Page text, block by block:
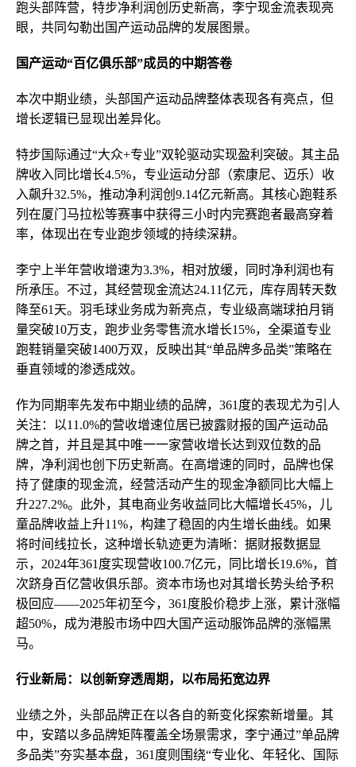
跑头部阵营，特步净利润创历史新高，李宁现金流表现亮
眼，共同勾勒出国产运动品牌的发展图景。
国产运动“百亿俱乐部”成员的中期答卷
本次中期业绩，头部国产运动品牌整体表现各有亮点，但
增长逻辑已显现出差异化。
特步国际通过“大众+专业”双轮驱动实现盈利突破。其主品
牌收入同比增长4.5%，专业运动分部（索康尼、迈乐）收
入飙升32.5%，推动净利润创9.14亿元新高。其核心跑鞋系
列在厦门马拉松等赛事中获得三小时内完赛跑者最高穿着
率，体现出在专业跑步领域的持续深耕。
李宁上半年营收增速为3.3%，相对放缓，同时净利润也有
所承压。不过，其经营现金流达24.11亿元，库存周转天数
降至61天。羽毛球业务成为新亮点，专业级高端球拍月销
量突破10万支，跑步业务零售流水增长15%，全渠道专业
跑鞋销量突破1400万双，反映出其“单品牌多品类”策略在
垂直领域的渗透成效。
作为同期率先发布中期业绩的品牌，361度的表现尤为引人
关注：以11.0%的营收增速位居已披露财报的国产运动品
牌之首，并且是其中唯一一家营收增长达到双位数的品
牌，净利润也创下历史新高。在高增速的同时，品牌也保
持了健康的现金流，经营活动产生的现金净额同比大幅上
升227.2%。此外，其电商业务收益同比大幅增长45%，儿
童品牌收益上升11%，构建了稳固的内生增长曲线。如果
将时间线拉长，这种增长轨迹更为清晰：据财报数据显
示，2024年361度实现营收100.7亿元，同比增长19.6%，首
次跻身百亿营收俱乐部。资本市场也对其增长势头给予积
极回应——2025年初至今，361度股价稳步上涨，累计涨幅
超50%，成为港股市场中四大国产运动服饰品牌的涨幅黑
马。
行业新局：以创新穿透周期，以布局拓宽边界
业绩之外，头部品牌正在以各自的新变化探索新增量。其
中，安踏以多品牌矩阵覆盖全场景需求，李宁通过”单品牌
多品类”夯实基本盘，361度则围绕“专业化、年轻化、国际